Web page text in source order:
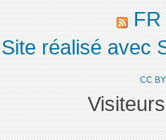
FR
Site réalisé avec
CC